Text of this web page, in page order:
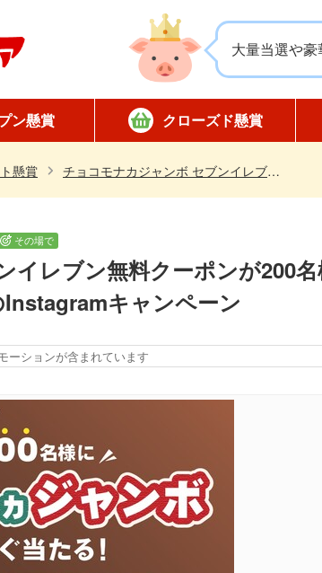
大量当選や
ン懸賞
募
募
クローズド懸賞
全国版懸賞
対象店舗限定
懸賞ハガキ
懸賞 チョコモナカジャンボ セブンイレブン無料クーポンが200名様にその場で当たる！ＳｋｙのInstagramキャンペーン
その場で
イレブン無料クーポンが200
キャンペーン
ーションが含まれています